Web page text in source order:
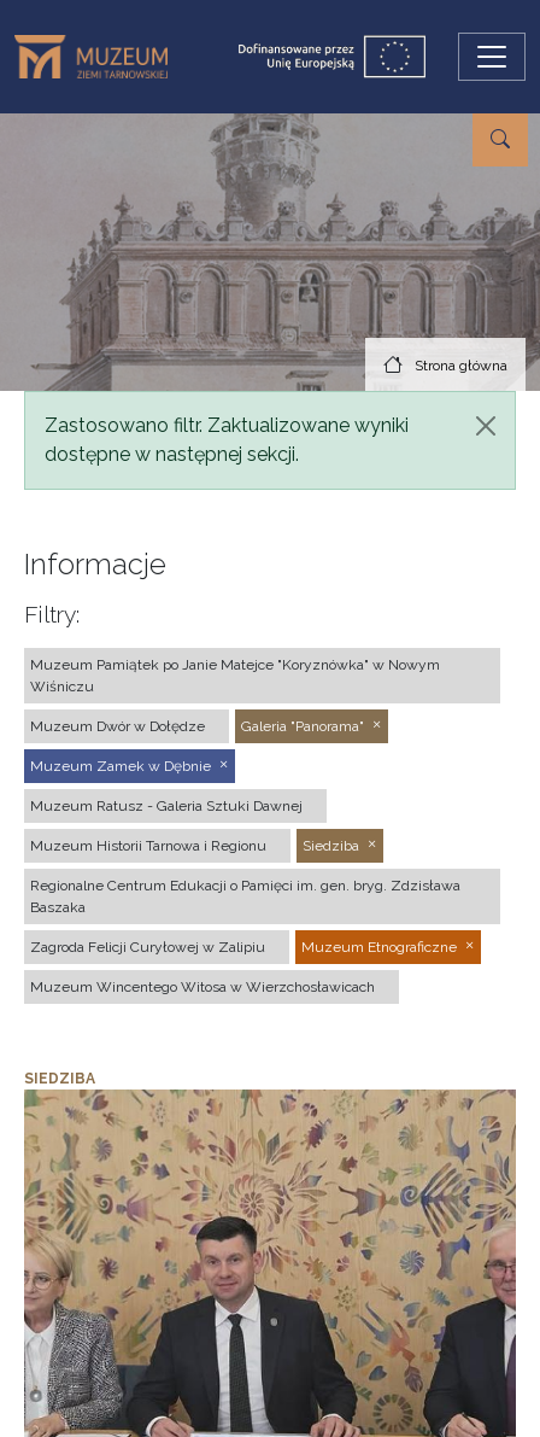
Strona główna
Komunikat
Zastosowano filtr. Zaktualizowane wyniki
dostępne w następnej sekcji.
Informacje
Filtry:
Muzeum Pamiątek po Janie Matejce "Koryznówka" w Nowym
Wiśniczu
Muzeum Dwór w Dołędze Galeria "Panorama"
Muzeum Zamek w Dębnie
Muzeum Ratusz - Galeria Sztuki Dawnej
Muzeum Historii Tarnowa i Regionu Siedziba
Regionalne Centrum Edukacji o Pamięci im. gen. bryg. Zdzisława
Baszaka
Zagroda Felicji Curyłowej w Zalipiu Muzeum Etnograficzne
Muzeum Wincentego Witosa w Wierzchosławicach
SIEDZIBA